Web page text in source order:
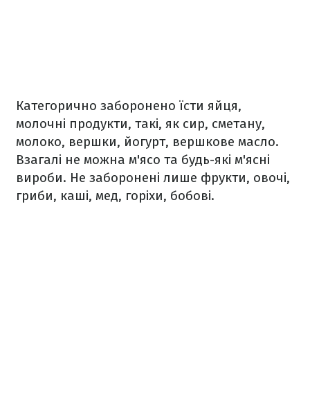
Категорично заборонено їсти яйця,
молочні продукти, такі, як сир, сметану,
молоко, вершки, йогурт, вершкове масло.
Взагалі не можна м'ясо та будь-які м'ясні
вироби. Не заборонені лише фрукти, овочі,
гриби, каші, мед, горіхи, бобові.